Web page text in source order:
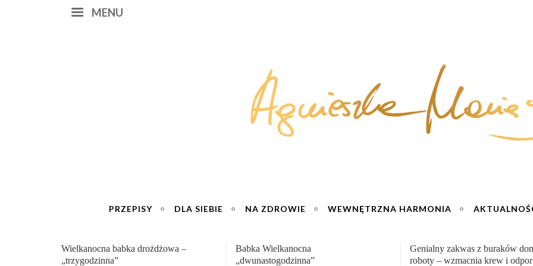
MENU
PRZEPISY DLA SIEBIE NA ZDROWIE WEWNĘTRZNA HARMONIA
Babka Wielkanocna
„dwunastogodzinna”
Genialny zakwas z buraków domowej
roboty – wzmacnia krew i odporność
„Przemiana” Podróż do siły i